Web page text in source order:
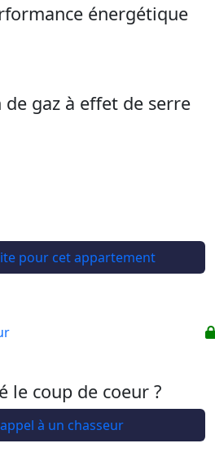
énergétique
gaz à effet de serre
pour cet appartement
le coup de coeur ?
à un chasseur